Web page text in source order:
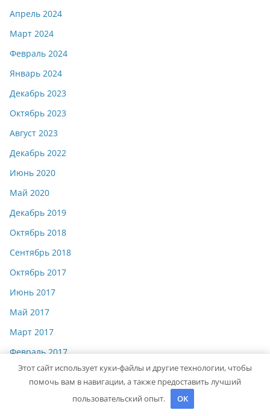
Апрель 2024
Март 2024
Февраль 2024
Январь 2024
Декабрь 2023
Октябрь 2023
Август 2023
Декабрь 2022
Июнь 2020
Май 2020
Декабрь 2019
Октябрь 2018
Сентябрь 2018
Октябрь 2017
Июнь 2017
Май 2017
Март 2017
Февраль 2017
Июль 2012
Этот сайт использует куки-файлы и другие технологии, чтобы
помочь вам в навигации, а также предоставить лучший
пользовательский опыт.
OK